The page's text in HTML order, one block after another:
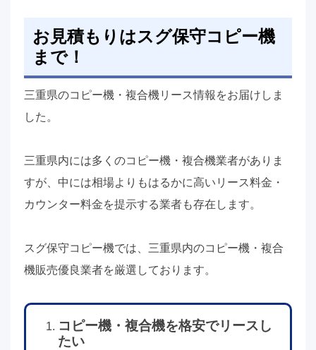
お見積もりはスグ保守コピー機
まで！
三重県のコピー機・複合機リース情報をお届けしま
した。
三重県内には多くのコピー機・複合機業者がありま
すが、中には相場よりもはるかに高いリース料金・
カウンター料金を提示する業者も存在します。
スグ保守コピー機では、三重県内のコピー機・複合
機販売優良業者を厳選しております。
コピー機・複合機を格安でリースし
たい